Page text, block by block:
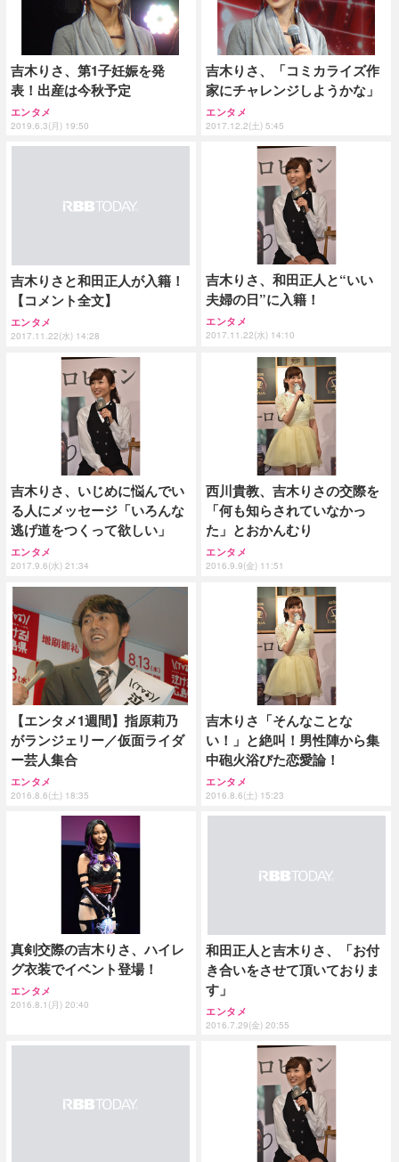
吉木りさ、第1子妊娠を発
表！出産は今秋予定
エンタメ
2019.6.3(月) 19:50
吉木りさ、「コミカライズ作
家にチャレンジしようかな」
エンタメ
2017.12.2(土) 5:45
吉木りさと和田正人が入籍！
【コメント全文】
エンタメ
2017.11.22(水) 14:28
吉木りさ、和田正人と“いい
夫婦の日”に入籍！
エンタメ
2017.11.22(水) 14:10
吉木りさ、いじめに悩んでい
る人にメッセージ「いろんな
逃げ道をつくって欲しい」
エンタメ
2017.9.6(水) 21:34
西川貴教、吉木りさの交際を
「何も知らされていなかっ
た」とおかんむり
エンタメ
2016.9.9(金) 11:51
【エンタメ1週間】指原莉乃
がランジェリー／仮面ライダ
ー芸人集合
エンタメ
2016.8.6(土) 18:35
吉木りさ「そんなことな
い！」と絶叫！男性陣から集
中砲火浴びた恋愛論！
エンタメ
2016.8.6(土) 15:23
真剣交際の吉木りさ、ハイレ
グ衣装でイベント登場！
エンタメ
2016.8.1(月) 20:40
和田正人と吉木りさ、「お付
き合いをさせて頂いておりま
す」
エンタメ
2016.7.29(金) 20:55